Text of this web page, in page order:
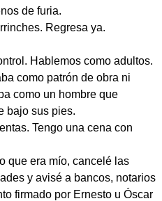
de furia.
Regresa ya.
Hablemos como adultos.
como patrón de obra ni
como un hombre que
bajo sus pies.
Tengo una cena con
que era mío, cancelé las
y avisé a bancos, notarios
firmado por Ernesto u Óscar